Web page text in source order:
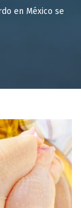
en México se